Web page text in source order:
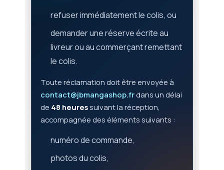
refuser immédiatement le colis, ou
demander une réserve écrite au
livreur ou au commerçant remettant
le colis.
Toute réclamation doit être envoyée à
contact@jbmangashop.frdans un délai
de 48 heuressuivant la réception,
accompagnée des éléments suivants :
numéro de commande,
photos du colis,